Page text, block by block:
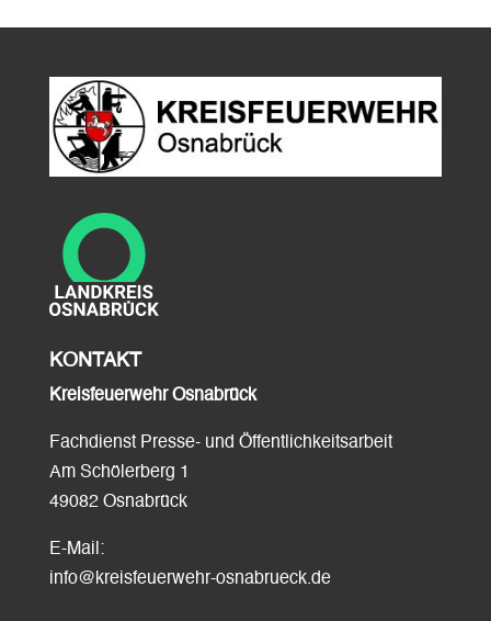
KONTAKT
Kreisfeuerwehr Osnabrück
Fachdienst Presse- und Öffentlichkeitsarbeit
Am Schölerberg 1
49082 Osnabrück
E-Mail:
info@kreisfeuerwehr-osnabrueck.de